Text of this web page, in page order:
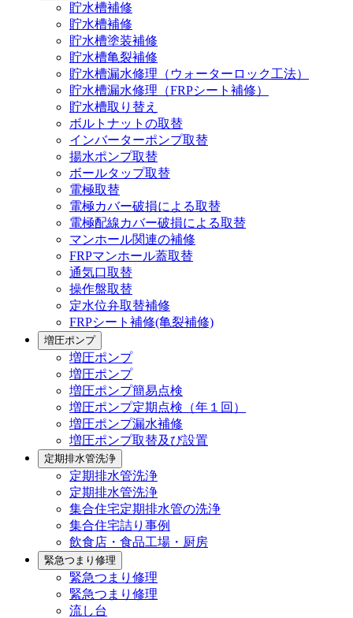
貯水槽補修
貯水槽補修
貯水槽塗装補修
貯水槽亀裂補修
貯水槽漏水修理（ウォーターロック工法）
貯水槽漏水修理（FRPシート補修）
貯水槽取り替え
ボルトナットの取替
インバーターポンプ取替
揚水ポンプ取替
ボールタップ取替
電極取替
電極カバー破損による取替
電極配線カバー破損による取替
マンホール関連の補修
FRPマンホール蓋取替
通気口取替
操作盤取替
定水位弁取替補修
FRPシート補修(亀裂補修)
増圧ポンプ
増圧ポンプ
増圧ポンプ
増圧ポンプ簡易点検
増圧ポンプ定期点検（年１回）
増圧ポンプ漏水補修
増圧ポンプ取替及び設置
定期排水管洗浄
定期排水管洗浄
定期排水管洗浄
集合住宅定期排水管の洗浄
集合住宅詰り事例
飲食店・食品工場・厨房
緊急つまり修理
緊急つまり修理
緊急つまり修理
流し台